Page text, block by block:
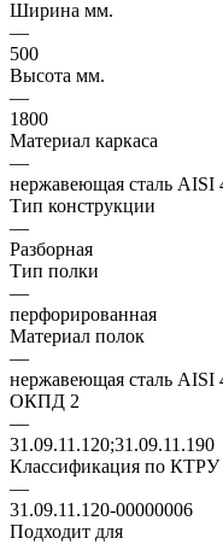
Ширина мм.
—
500
Высота мм.
—
1800
Материал каркаса
—
нержавеющая сталь AISI
Тип конструкции
—
Разборная
Тип полки
—
перфорированная
Материал полок
—
нержавеющая сталь AISI
ОКПД 2
—
31.09.11.120;31.09.11.190
Классификация по КТРУ
—
31.09.11.120-00000006
Подходит для